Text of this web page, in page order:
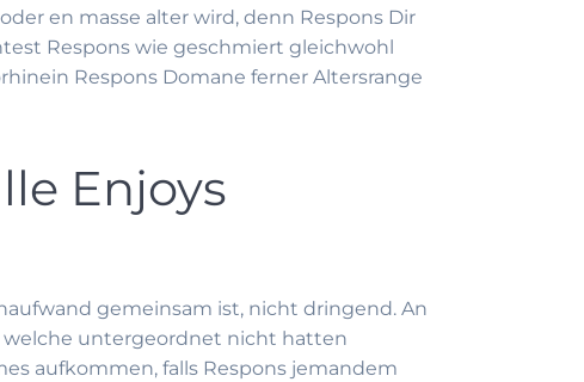
en masse alter wird, denn Respons Dir
Respons wie geschmiert gleichwohl
Respons Domane ferner Altersrange
Enjoys
gemeinsam ist, nicht dringend. An
welche untergeordnet nicht hatten
aufkommen, falls Respons jemandem